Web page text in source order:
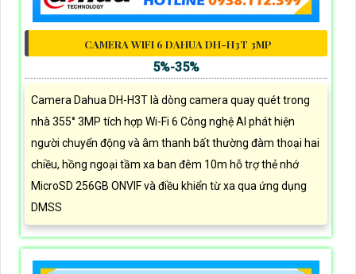
CAMERA WIFI 6 DAHUA DH-H3T 3MP
5%-35%
Camera Dahua DH-H3T là dòng camera quay quét trong
nhà 355° 3MP tích hợp Wi-Fi 6 Công nghệ AI phát hiện
người chuyển động và âm thanh bất thường đàm thoại hai
chiều, hồng ngoại tầm xa ban đêm 10m hỗ trợ thẻ nhớ
MicroSD 256GB ONVIF và điều khiển từ xa qua ứng dụng
DMSS